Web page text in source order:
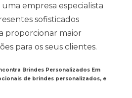
uma empresa especialista
sofisticados
proporcionar maior
para os seus clientes.
Brindes Personalizados Em
de brindes personalizados, e